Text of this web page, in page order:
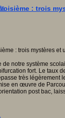
: trois
de notre système
fort. Le taux
très légèrement
en œuvre de
post bac,